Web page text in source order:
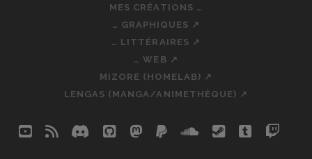
MES CRÉATIONS …
… GRAPHIQUES ↗
… LITTÉRAIRES ↗
… WEB ↗
MIZORE (HOMELAB) ↗
LENGAS (MANGA/ANIMETHÈQUE) ↗
youtube
rss discord
githubmastodon
paypalsoundcloud
steamtumblr